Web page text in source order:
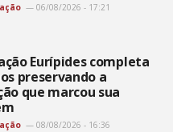
06/08/2026 - 17:21
Eurípides completa
preservando a
que marcou sua
08/08/2026 - 16:36